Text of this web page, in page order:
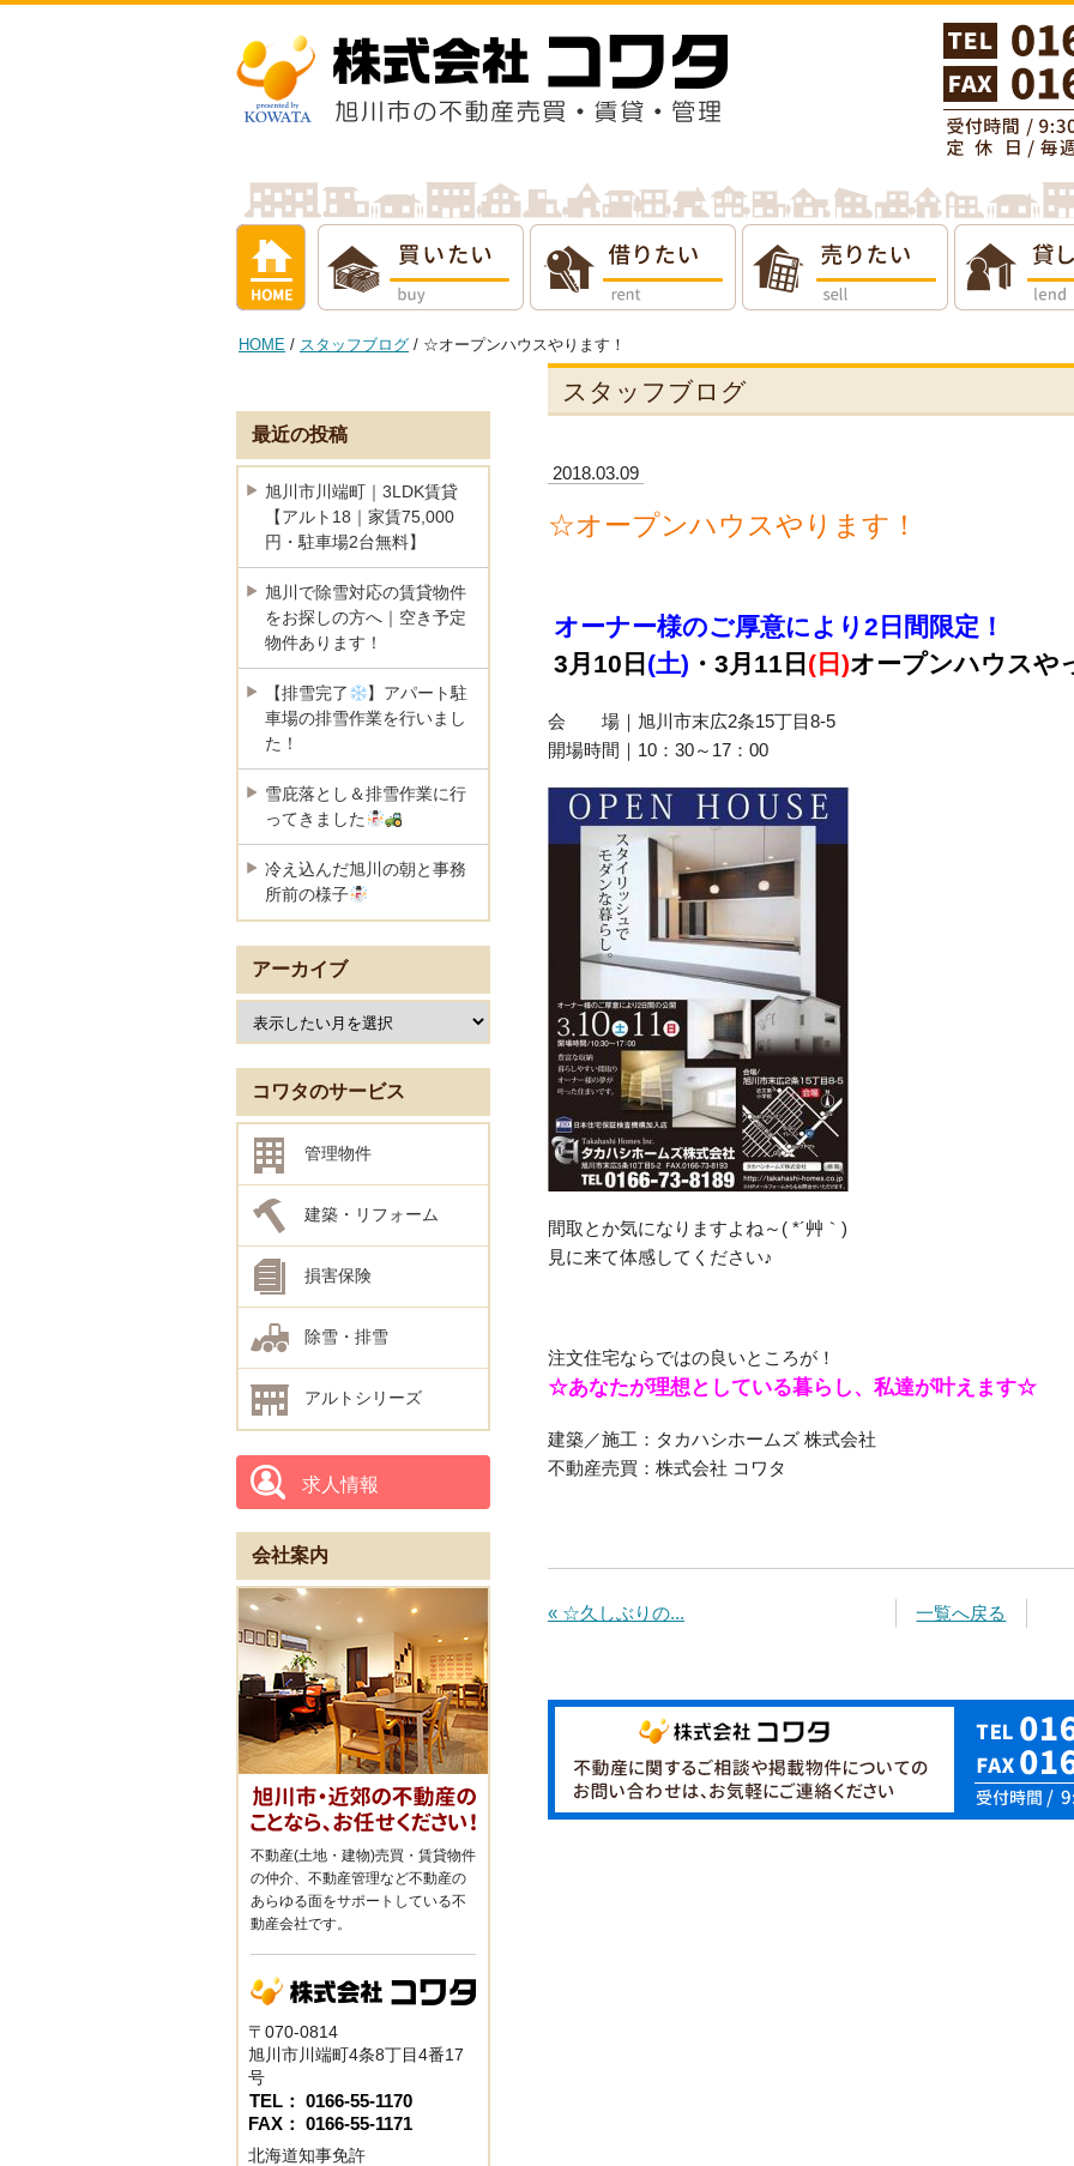
会社概要
HOME / スタッフブログ / ☆オープンハウスやります！
スタッフブログ
2018.03.09
☆オープンハウスやります！
オーナー様のご厚意により2日間限定！
3月10日 (土) ・3月11日 (日)オープンハウスや
会 場｜旭川市末広2条15丁目8-5
開場時間｜10：30～17：00
間取とか気になりますよね～( *´艸｀)
見に来て体感してください♪
注文住宅ならではの良いところが！
☆あなたが理想としている暮らし、私達が叶えます☆
建築／施工：タカハシホームズ 株式会社
不動産売買：株式会社 コワタ
« ☆久しぶりの... 一覧へ戻る
最近の投稿
旭川市川端町｜3LDK賃貸
【アルト18｜家賃75,000
円・駐車場2台無料】
旭川で除雪対応の賃貸物件
をお探しの方へ｜空き予定
物件あります！
【排雪完了
】アパート駐
車場の排雪作業を行いまし
た！
雪庇落とし＆排雪作業に行
ってきました
冷え込んだ旭川の朝と事務
所前の様子
アーカイブ
コワタのサービス
管理物件
建築・リフォーム
損害保険
除雪・排雪
アルトシリーズ
求人情報
会社案内
不動産(土地・建物)売買・賃貸物件
の仲介、不動産管理など不動産の
あらゆる面をサポートしている不
動産会社です。
〒070-0814
旭川市川端町4条8丁目4番17
号
TEL： 0166-55-1170
FAX： 0166-55-1171
北海道知事免許